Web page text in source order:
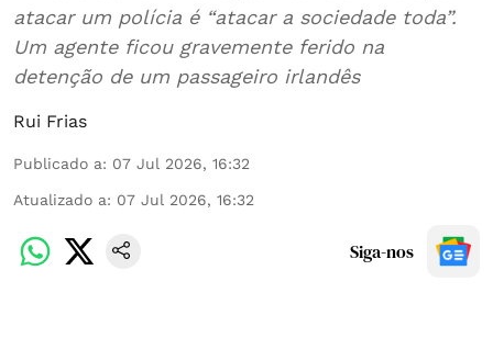
atacar um polícia é “atacar a sociedade toda”.
Um agente ficou gravemente ferido na
detenção de um passageiro irlandês
Rui Frias
Publicado a: 07 Jul 2026, 16:32
Atualizado a: 07 Jul 2026, 16:32
Siga-nos